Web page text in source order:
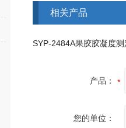
相关产品
产品：
您的单位：